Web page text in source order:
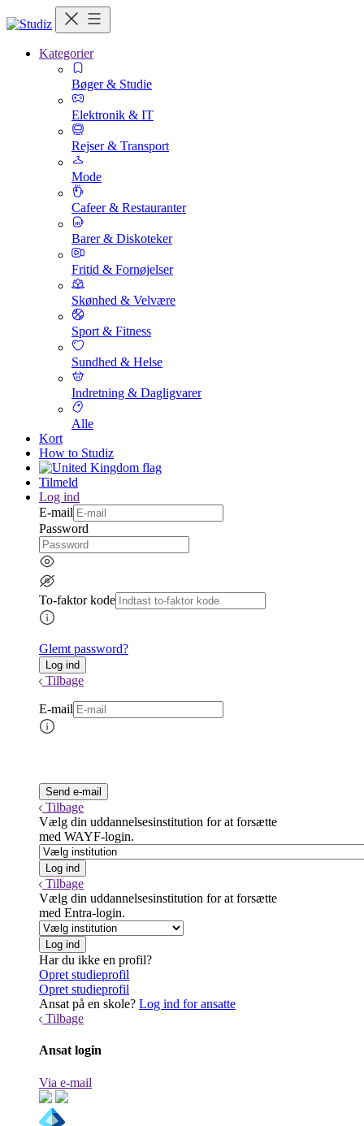
Kategorier
Bøger & Studie
Elektronik & IT
Rejser & Transport
Mode
Cafeer & Restauranter
Barer & Diskoteker
Fritid & Fornøjelser
Skønhed & Velvære
Sport & Fitness
Sundhed & Helse
Indretning & Dagligvarer
Alle
Kort
How to Studiz
Tilmeld
Log ind
E-mail
Password
To-faktor kode
Glemt password?
Tilbage
E-mail
Tilbage
Vælg din uddannelsesinstitution for at forsætte
med WAYF-login.
Tilbage
Vælg din uddannelsesinstitution for at forsætte
med Entra-login.
Har du ikke en profil?
Opret studieprofil
Opret studieprofil
Ansat på en skole? Log ind for ansatte
Tilbage
Ansat login
Via e-mail